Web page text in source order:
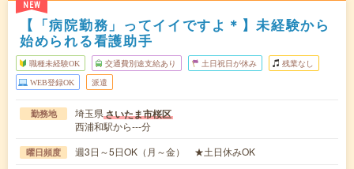
NEW
【「病院勤務」ってイイですよ＊】未経験から
始められる看護助手
職種未経験OK 交通費別途支給あり 土日祝日が休み 残業なし
WEB登録OK 派遣
勤務地 埼玉県さいたま市桜区
西浦和駅から---分
曜日頻度 週3日～5日OK（月～金） ★土日休みOK